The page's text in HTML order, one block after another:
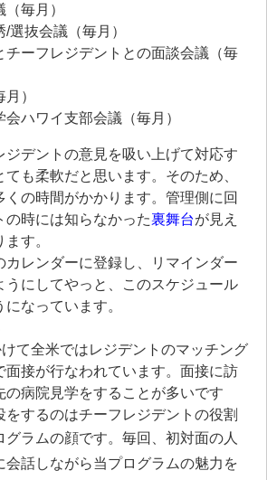
毎月）
選抜会議（毎月）
チーフレジデントとの面談会議（毎
）
ハワイ支部会議（毎月）
デントの意見を吸い上げて対応す
も柔軟だと思います。そのため、
の時間がかかります。管理側に回
の時には知らなかった裏舞台が見え
す。
レンダーに登録し、リマインダー
うにしてやっと、このスケジュール
なっています。
て全米ではレジデントのマッチング
面接が行なわれています。面接に訪
の病院見学をすることが多いです
をするのはチーフレジデントの役割
ラムの顔です。 毎回、初対面の人
会話しながら当プログラムの魅力を